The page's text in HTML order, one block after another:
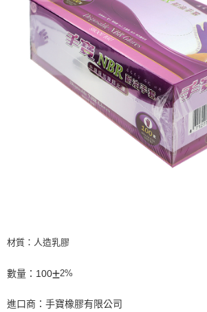
材質：人造乳膠
數量：100±2%
進口商：手寶橡膠有限公司